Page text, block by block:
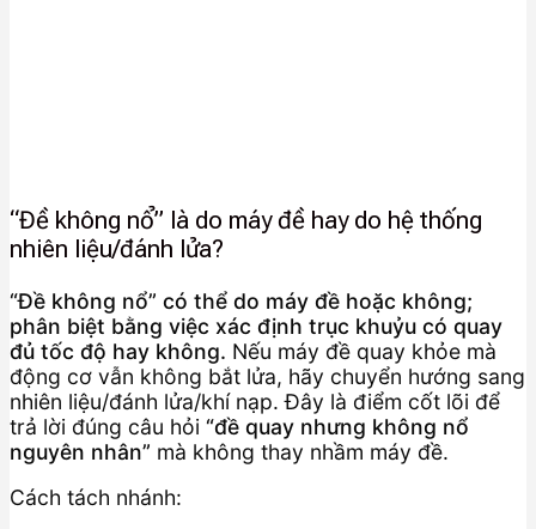
“Đề không nổ” là do máy đề hay do hệ thống
nhiên liệu/đánh lửa?
“Đề không nổ” có thể do máy đề hoặc không;
phân biệt bằng việc xác định trục khuỷu có quay
đủ tốc độ hay không. Nếu máy đề quay khỏe mà
động cơ vẫn không bắt lửa, hãy chuyển hướng sang
nhiên liệu/đánh lửa/khí nạp. Đây là điểm cốt lõi để
trả lời đúng câu hỏi “đề quay nhưng không nổ
nguyên nhân” mà không thay nhầm máy đề.
Cách tách nhánh: